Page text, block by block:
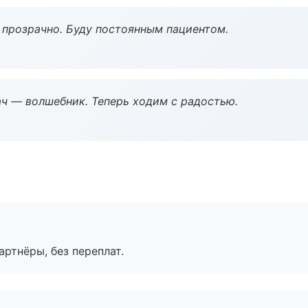
Буду постоянным пациентом.
— волшебник. Теперь ходим с радостью.
без переплат.